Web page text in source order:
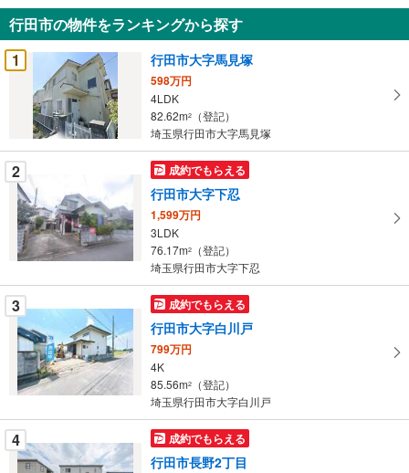
知
を
受
け
条
件
を
マ
イ
ペ
ジ
に
保
存
す
る
行田市の物件をランキングから探す
1
行田市大字馬見塚
598万円
4LDK
82.62m2
（登記）
埼玉県行田市大字馬見塚
2 成約でもらえる
行田市大字下忍
1,599万円
3LDK
76.17m2
（登記）
埼玉県行田市大字下忍
3 成約でもらえる
行田市大字白川戸
799万円
4K
85.56m2
（登記）
埼玉県行田市大字白川戸
4 成約でもらえる
行田市長野2丁目